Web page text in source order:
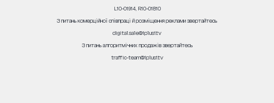
L10-01914, R10-01810
З питань комерційної співпраці й розміщення реклами звертайтесь
digital.sale@1plus1.tv
З питань алгоритмічних продажів звертайтесь
traffic-team@1plus1.tv